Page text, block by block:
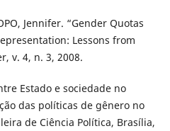
Jennifer. “Gender Quotas
Lessons from
v. 4, n. 3, 2008.
Estado e sociedade no
das políticas de gênero no
de Ciência Política, Brasília,